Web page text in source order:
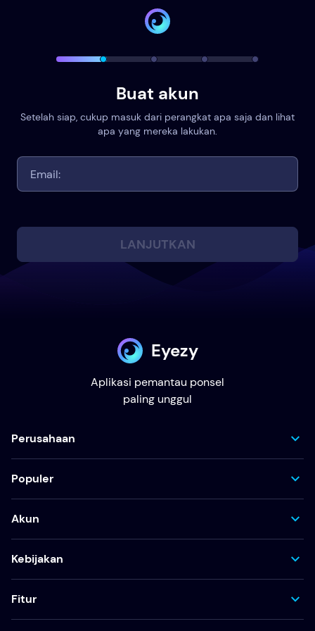
Buat akun
Setelah siap, cukup masuk dari perangkat apa saja dan lihat
apa yang mereka lakukan.
LANJUTKAN
Eyezy
Aplikasi pemantau ponsel
paling unggul
Perusahaan
Populer
Akun
Kebijakan
Fitur